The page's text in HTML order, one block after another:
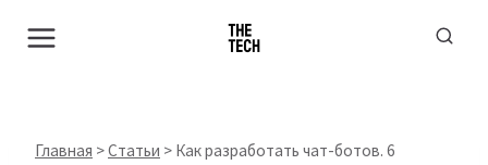
Главная >Статьи > Как разработать чат-ботов. 6